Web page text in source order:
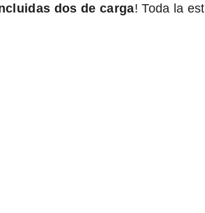
dos de carga! Toda la